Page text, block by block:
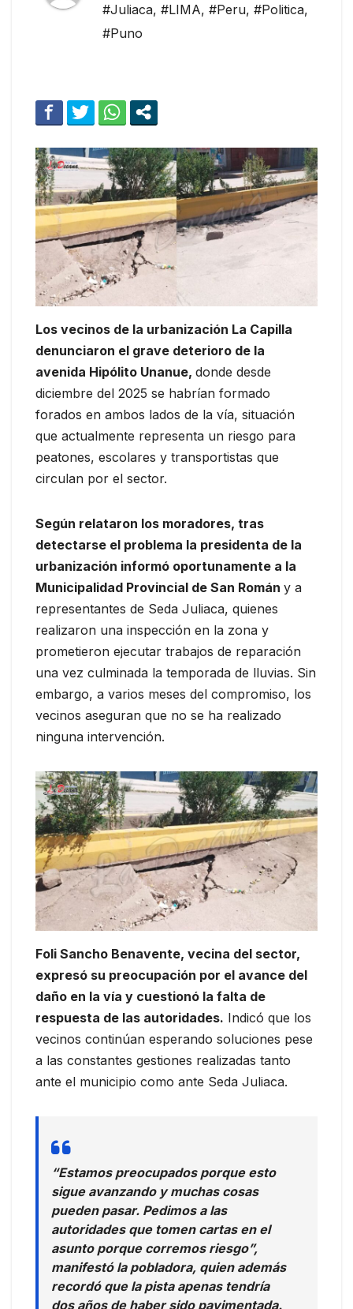
#Juliaca, #LIMA, #Peru, #Politica,
#Puno
Los vecinos de la urbanización La Capilla
denunciaron el grave deterioro de la
avenida Hipólito Unanue, donde desde
diciembre del 2025 se habrían formado
forados en ambos lados de la vía, situación
que actualmente representa un riesgo para
peatones, escolares y transportistas que
circulan por el sector.
Según relataron los moradores, tras
detectarse el problema la presidenta de la
urbanización informó oportunamente a la
Municipalidad Provincial de San Román y a
representantes de Seda Juliaca, quienes
realizaron una inspección en la zona y
prometieron ejecutar trabajos de reparación
una vez culminada la temporada de lluvias. Sin
embargo, a varios meses del compromiso, los
vecinos aseguran que no se ha realizado
ninguna intervención.
Foli Sancho Benavente, vecina del sector,
expresó su preocupación por el avance del
daño en la vía y cuestionó la falta de
respuesta de las autoridades. Indicó que los
vecinos continúan esperando soluciones pese
a las constantes gestiones realizadas tanto
ante el municipio como ante Seda Juliaca.
“Estamos preocupados porque esto
sigue avanzando y muchas cosas
pueden pasar. Pedimos a las
autoridades que tomen cartas en el
asunto porque corremos riesgo”,
manifestó la pobladora, quien además
recordó que la pista apenas tendría
dos años de haber sido pavimentada.